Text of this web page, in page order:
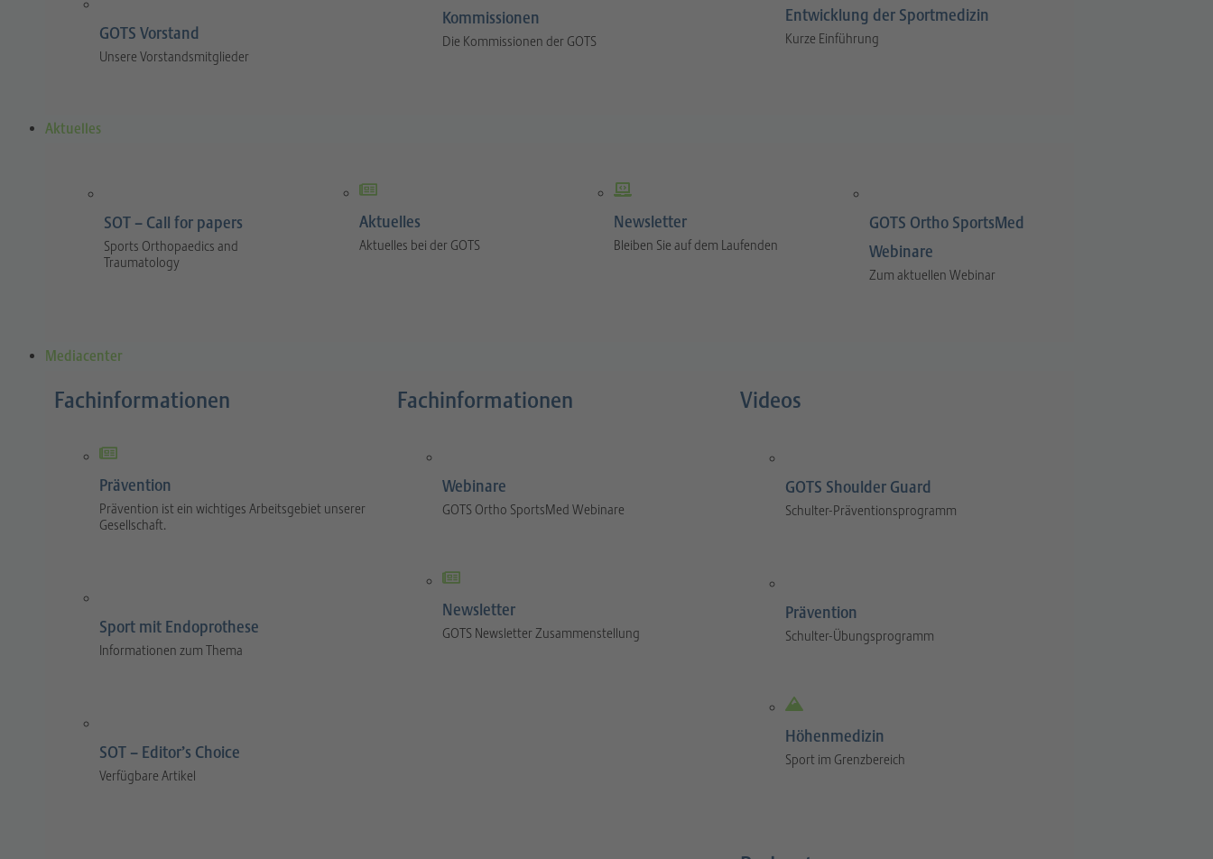
GOTS Vorstand
Unsere Vorstandsmitglieder
Kommissionen
Die Kommissionen der GOTS
Entwicklung der Sportmedizin
Kurze Einführung
Aktuelles
SOT – Call for papers
Sports Orthopaedics and
Traumatology
Aktuelles
Aktuelles bei der GOTS
Newsletter
Bleiben Sie auf dem Laufenden
GOTS Ortho SportsMed
Webinare
Zum aktuellen Webinar
Mediacenter
Fachinformationen
Prävention
Prävention ist ein wichtiges Arbeitsgebiet unserer
Gesellschaft.
Sport mit Endoprothese
Informationen zum Thema
SOT – Editor’s Choice
Verfügbare Artikel
Fachinformationen
Webinare
GOTS Ortho SportsMed Webinare
Newsletter
GOTS Newsletter Zusammenstellung
Videos
GOTS Shoulder Guard
Schulter-Präventionsprogramm
Prävention
Schulter-Übungsprogramm
Höhenmedizin
Sport im Grenzbereich